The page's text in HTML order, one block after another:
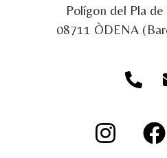
Polígon del Pla de
08711 ÒDENA